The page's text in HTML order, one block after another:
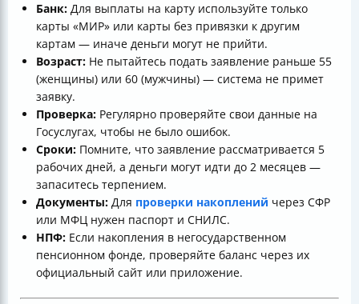
Банк: Для выплаты на карту используйте только
карты «МИР» или карты без привязки к другим
картам — иначе деньги могут не прийти.
Возраст: Не пытайтесь подать заявление раньше 55
(женщины) или 60 (мужчины) — система не примет
заявку.
Проверка: Регулярно проверяйте свои данные на
Госуслугах, чтобы не было ошибок.
Сроки: Помните, что заявление рассматривается 5
рабочих дней, а деньги могут идти до 2 месяцев —
запаситесь терпением.
Документы: Для проверки накоплений через СФР
или МФЦ нужен паспорт и СНИЛС.
НПФ: Если накопления в негосударственном
пенсионном фонде, проверяйте баланс через их
официальный сайт или приложение.